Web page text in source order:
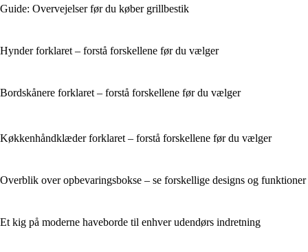
Guide: Overvejelser før du køber grillbestik
Hynder forklaret – forstå forskellene før du vælger
Bordskånere forklaret – forstå forskellene før du vælger
Køkkenhåndklæder forklaret – forstå forskellene før du vælger
Overblik over opbevaringsbokse – se forskellige designs og funktioner
Et kig på moderne haveborde til enhver udendørs indretning